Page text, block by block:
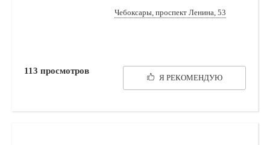
Чебоксары, проспект Ленина, 53
Я РЕКОМЕНДУЮ
113 просмотров